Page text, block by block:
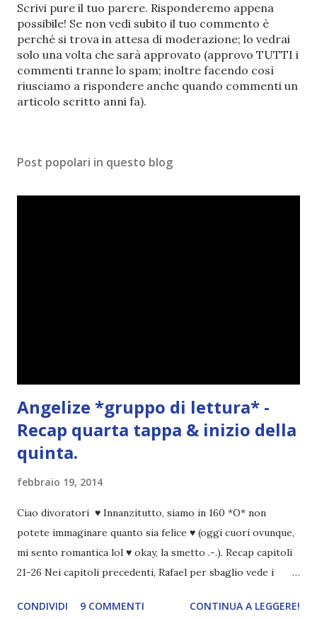
P
o
s
t
a
u
n
m
n
Scrivi pure il tuo parere. Risponderemo appena
possibile! Se non vedi subito il tuo commento è
perché si trova in attesa di moderazione; lo vedrai
solo una volta che sarà approvato (approvo TUTTI i
commenti tranne lo spam; inoltre facendo così
riusciamo a rispondere anche quando commenti un
articolo scritto anni fa).
Post popolari in questo blog
Angelize *gruppo di lettura* -
Recap quarta tappa & inizio della
quinta.
febbraio 19, 2014
Ciao divoratori ♥ Innanzitutto, siamo in 160 *O* non
potete immaginare quanto sia felice ♥ (oggi cuori ovunque,
mi sento romantica lol ♥ okay, la smetto .-.). Recap capitoli
21-26 Nei capitoli precedenti, Rafael per sbaglio vede i
incontrano e Hesediel mostra loro come combattere i puri.
CONDIVIDI 9 COMMENTI CONTINUA A LEGGERE!